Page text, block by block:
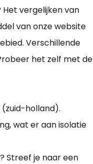
Het vergelijken van
van onze website
Verschillende
het zelf met de
holland).
wat er aan isolatie
Streef je naar een